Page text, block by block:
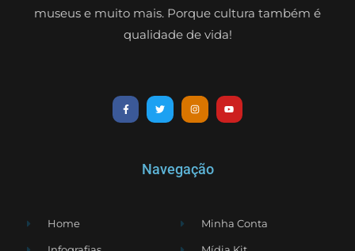
museus e muito mais. Porque cultura também é
qualidade de vida!
Navegação
Home Minha Conta